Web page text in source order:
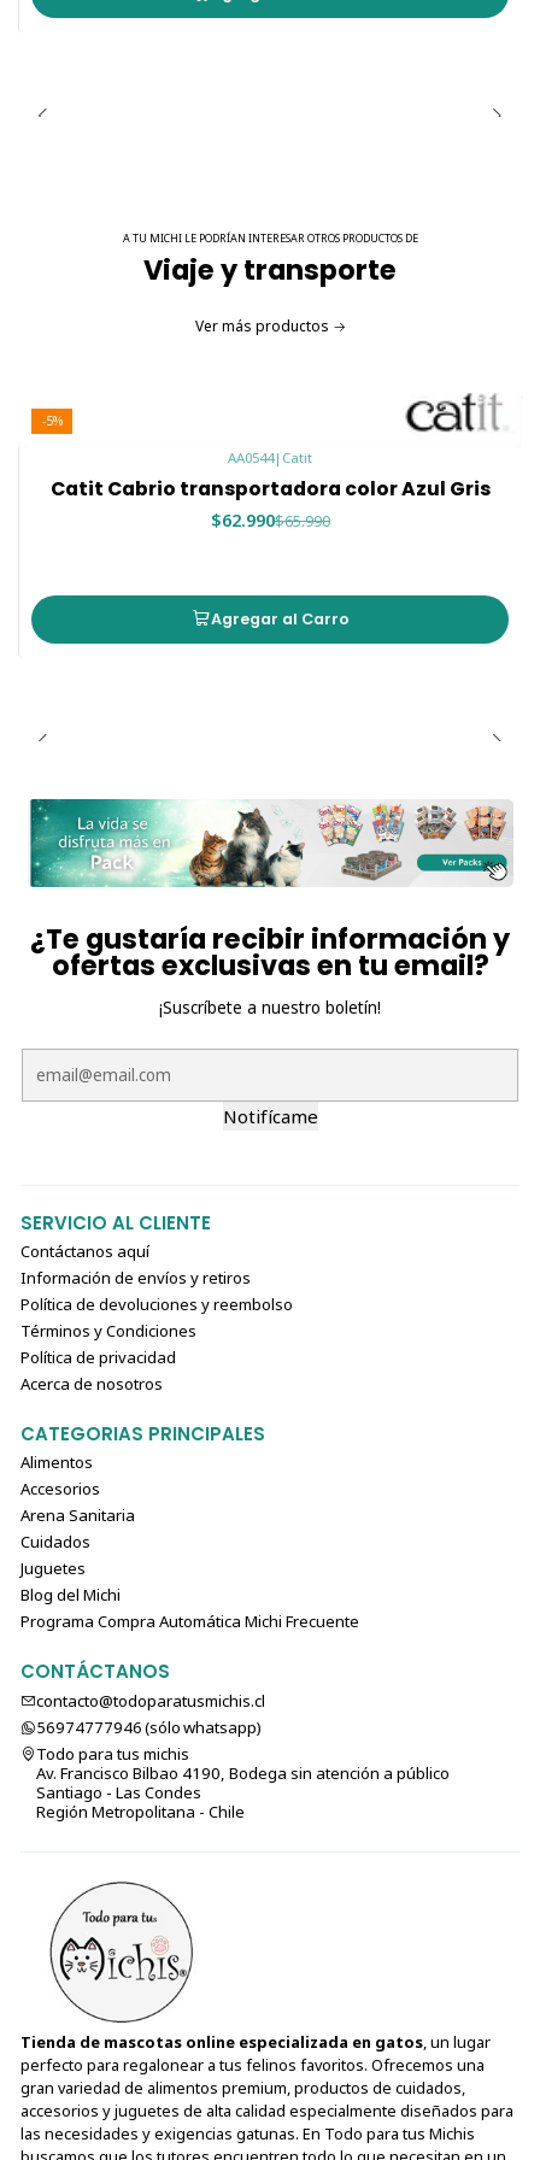
para llevar a tu mascota contigo de manera segura y
A TU MICHI LE PODRÍAN INTERESAR OTROS PRODUCTOS DE
Viaje y transporte
Ver más productos
-5%
AA0544| Catit
Catit Cabrio transportadora color Azul Gris
$62.990$65.990
Agregar al Carro
¿Te gustaría recibir información y
ofertas exclusivas en tu email?
¡Suscríbete a nuestro boletín!
Notifícame
SERVICIO AL CLIENTE
Contáctanos aquí
Información de envíos y retiros
Política de devoluciones y reembolso
Términos y Condiciones
Política de privacidad
Acerca de nosotros
CATEGORIAS PRINCIPALES
Alimentos
Accesorios
Arena Sanitaria
Cuidados
Juguetes
Blog del Michi
Programa Compra Automática Michi Frecuente
CONTÁCTANOS
contacto@todoparatusmichis.cl
56974777946 (sólo⁣⁣⁣⁣⁣​​​​​​​​​​​​​​​ whatsapp)
Todo para tus michis
Av. Francisco Bilbao 4190, Bodega sin atención a público
Santiago - Las Condes
Región Metropolitana - Chile
Tienda de mascotas online especializada en gatos, un lugar
perfecto para regalonear a tus felinos favoritos. Ofrecemos una
gran variedad de alimentos premium, productos de cuidados,
accesorios y juguetes de alta calidad especialmente diseñados para
las necesidades y exigencias gatunas. En Todo para tus Michis